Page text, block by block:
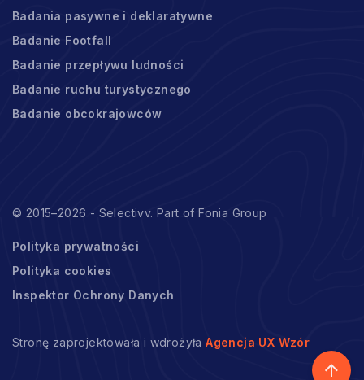
Badania pasywne i deklaratywne
Badanie Footfall
Badanie przepływu ludności
Badanie ruchu turystycznego
Badanie obcokrajowców
© 2015–2026 - Selectivv. Part of Fonia Group
Polityka prywatności
Polityka cookies
Inspektor Ochrony Danych
Stronę zaprojektowała i wdrożyłaAgencja UX Wzór